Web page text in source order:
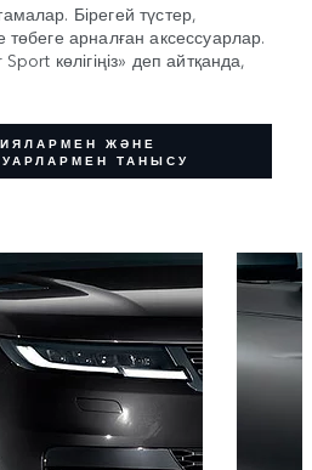
Бірегей түстер,
төбеге арналған аксессуарлар.
көлігіңіз» деп айтқанда,
ЖӘНЕ
ТАНЫСУ